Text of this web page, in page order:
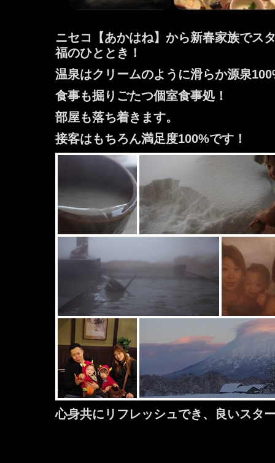
ニセコ【あかはね】から新春家族でス
福のひととき！
温泉はクリームのように滑らか源泉
食事も掘りごたつ個室食事処！
部屋も落ち着きます。
接客はもちろん満足度100%です！
心身共にリフレッシュでき、良いスタ